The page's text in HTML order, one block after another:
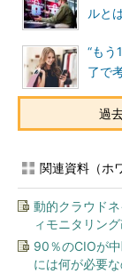
ルと
“も
了で
過
関連資料（ホ
動的クラウド
ィモニタリン
90％のCIOが
には何が必要